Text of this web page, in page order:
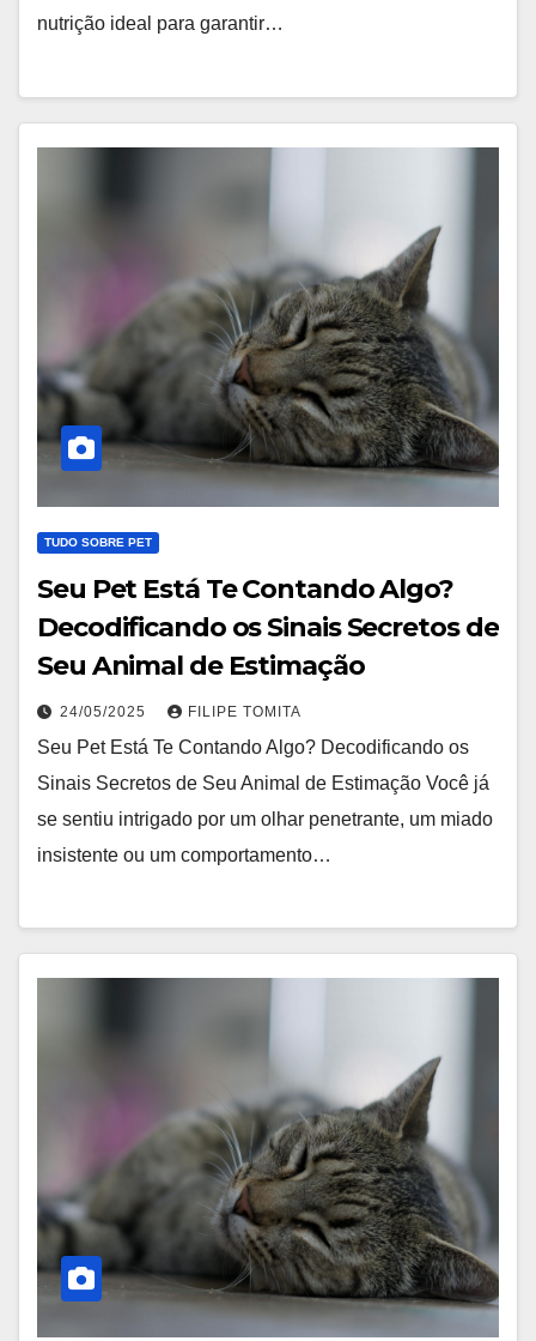
nutrição ideal para garantir…
TUDO SOBRE PET
Seu Pet Está Te Contando Algo?
Decodificando os Sinais Secretos de
Seu Animal de Estimação
24/05/2025 FILIPE TOMITA
Seu Pet Está Te Contando Algo? Decodificando os
Sinais Secretos de Seu Animal de Estimação Você já
se sentiu intrigado por um olhar penetrante, um miado
insistente ou um comportamento…